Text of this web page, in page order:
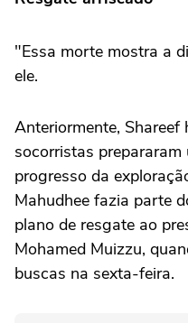
"Essa morte mostra a
ele.
Anteriormente, Shareef
socorristas
progresso da
Mahudhee fazia parte
plano de resgate ao
Mohamed Muizzu,
buscas na sexta-feira.